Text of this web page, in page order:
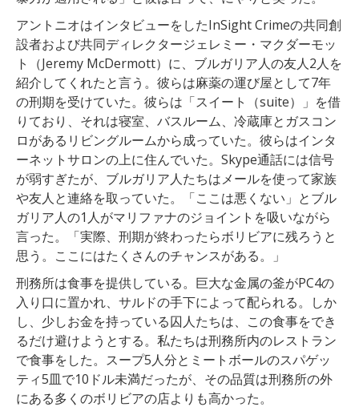
アントニオはインタビューをしたInSight Crimeの共同創
設者および共同ディレクタージェレミー・マクダーモッ
ト（Jeremy McDermott）に、ブルガリア人の友人2人を
紹介してくれたと言う。彼らは麻薬の運び屋として7年
の刑期を受けていた。彼らは「スイート（suite）」を借
りており、それは寝室、バスルーム、冷蔵庫とガスコン
ロがあるリビングルームから成っていた。彼らはインタ
ーネットサロンの上に住んでいた。Skype通話には信号
が弱すぎたが、ブルガリア人たちはメールを使って家族
や友人と連絡を取っていた。「ここは悪くない」とブル
ガリア人の1人がマリファナのジョイントを吸いながら
言った。「実際、刑期が終わったらボリビアに残ろうと
思う。ここにはたくさんのチャンスがある。」
刑務所は食事を提供している。巨大な金属の釜がPC4の
入り口に置かれ、サルドの手下によって配られる。しか
し、少しお金を持っている囚人たちは、この食事をでき
るだけ避けようとする。私たちは刑務所内のレストラン
で食事をした。スープ5人分とミートボールのスパゲッ
ティ5皿で10ドル未満だったが、その品質は刑務所の外
にある多くのボリビアの店よりも高かった。